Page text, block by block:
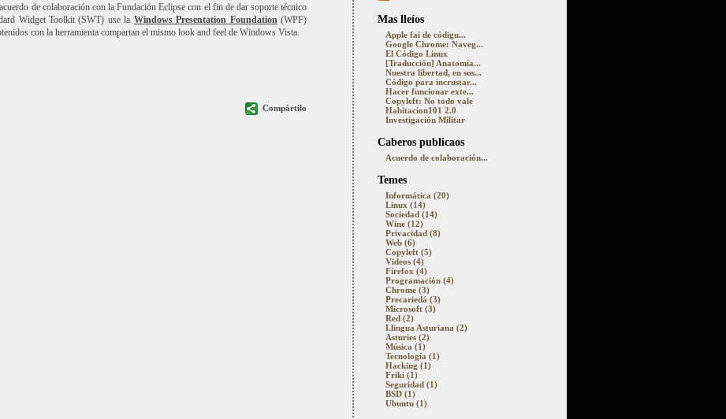
Mas lleíos
Apple fai de códigu...
Google Chrome: Naveg...
El Código Linux
[Traducción] Anatomía...
Nuestra libertad, en sus...
Código para incrustar...
Hacer funcionar exte...
Copyleft: No todo vale
Habitacion101 2.0
Investigación Militar
Caberos publicaos
Acuerdo de colaboración...
Temes
Informática (20)
Linux (14)
Sociedad (14)
Wine (12)
Privacidad (8)
Web (6)
Copyleft (5)
Videos (4)
Firefox (4)
Programación (4)
Chrome (3)
Precariedá (3)
Microsoft (3)
Red (2)
Llingua Asturiana (2)
Asturies (2)
Música (1)
Tecnología (1)
Hacking (1)
Friki (1)
Seguridad (1)
BSD (1)
Ubuntu (1)
de colaboración con la Fundación Eclipse con el fin de dar soporte técnico
Widget Toolkit (SWT) use la Windows Presentation Foundation(WPF)
con la herramienta compartan el mismo look and feel de Windows Vista.
Compártilo